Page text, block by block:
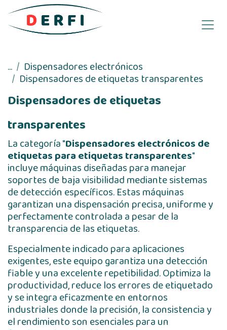
Ir al contenido
... Dispensadores electrónicos
Dispensadores de etiquetas transparentes
Dispensadores de etiquetas
transparentes
La categoría "Dispensadores electrónicos de
etiquetas para etiquetas transparentes"
incluye máquinas diseñadas para manejar
soportes de baja visibilidad mediante sistemas
de detección específicos. Estas máquinas
garantizan una dispensación precisa, uniforme y
perfectamente controlada a pesar de la
transparencia de las etiquetas.
Especialmente indicado para aplicaciones
exigentes, este equipo garantiza una detección
fiable y una excelente repetibilidad. Optimiza la
productividad, reduce los errores de etiquetado
y se integra eficazmente en entornos
industriales donde la precisión, la consistencia y
el rendimiento son esenciales para un